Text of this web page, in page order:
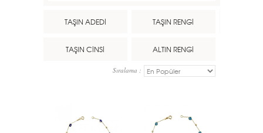
TAŞIN ADEDİ TAŞIN RENGİ
TAŞIN CİNSİ ALTIN RENGİ
Sıralama :